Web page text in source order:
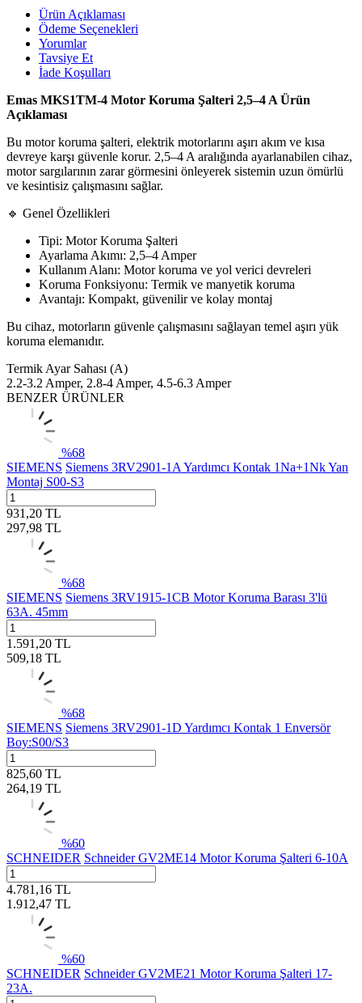
Ürün Açıklaması
Ödeme Seçenekleri
Yorumlar
Tavsiye Et
İade Koşulları
Emas MKS1TM-4 Motor Koruma Şalteri 2,5–4 A Ürün
Açıklaması
Bu motor koruma şalteri, elektrik motorlarını aşırı akım ve kısa
devreye karşı güvenle korur. 2,5–4 A aralığında ayarlanabilen cihaz,
motor sargılarının zarar görmesini önleyerek sistemin uzun ömürlü
ve kesintisiz çalışmasını sağlar.
🔹 Genel Özellikleri
Tipi: Motor Koruma Şalteri
Ayarlama Akımı: 2,5–4 Amper
Kullanım Alanı: Motor koruma ve yol verici devreleri
Koruma Fonksiyonu: Termik ve manyetik koruma
Avantajı: Kompakt, güvenilir ve kolay montaj
Bu cihaz, motorların güvenle çalışmasını sağlayan temel aşırı yük
koruma elemanıdır.
Termik Ayar Sahası (A)
2.2-3.2 Amper, 2.8-4 Amper, 4.5-6.3 Amper
BENZER ÜRÜNLER
%68
SIEMENS Siemens 3RV2901-1A Yardımcı Kontak 1Na+1Nk Yan
Montaj S00-S3
931,20 TL
297,98 TL
%68
SIEMENS Siemens 3RV1915-1CB Motor Koruma Barası 3'lü
63A. 45mm
1.591,20 TL
509,18 TL
%68
SIEMENS Siemens 3RV2901-1D Yardımcı Kontak 1 Enversör
Boy:S00/S3
825,60 TL
264,19 TL
%60
SCHNEIDER Schneider GV2ME14 Motor Koruma Şalteri 6-10A
4.781,16 TL
1.912,47 TL
%60
SCHNEIDER Schneider GV2ME21 Motor Koruma Şalteri 17-
23A.